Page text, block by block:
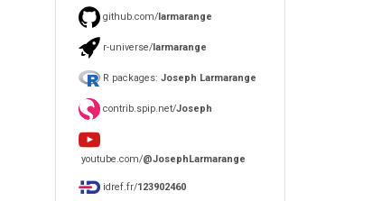
github.com/larmarange
r-universe/larmarange
R packages: Joseph Larmarange
contrib.spip.net/Joseph
youtube.com/@JosephLarmarange
idref.fr/123902460